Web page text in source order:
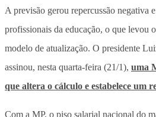
A previsão gerou repercussão negativa
profissionais da educação, o que levou
modelo de atualização. O presidente
assinou, nesta quarta-feira (21/1), uma
que altera o cálculo e estabelece um
Com a MP, o piso salarial nacional do